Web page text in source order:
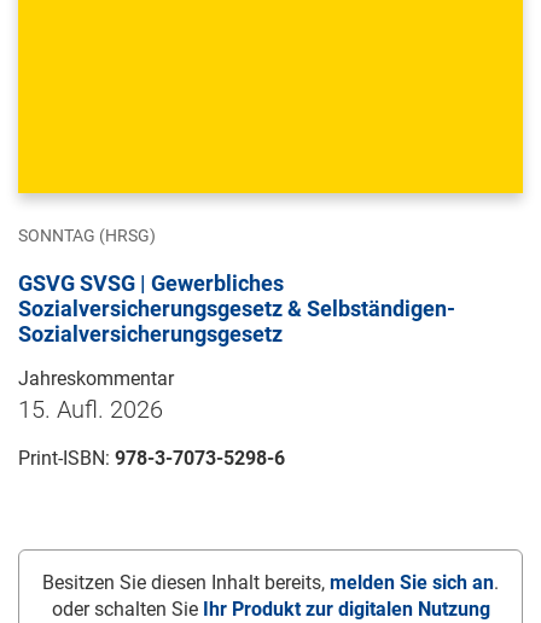
SONNTAG (HRSG)
GSVG SVSG | Gewerbliches
Sozialversicherungsgesetz & Selbständigen-
Sozialversicherungsgesetz
Jahreskommentar
15. Aufl. 2026
Print-ISBN: 978-3-7073-5298-6
Besitzen Sie diesen Inhalt bereits, melden Sie sich an.
oder schalten Sie
Ihr Produkt zur digitalen Nutzung